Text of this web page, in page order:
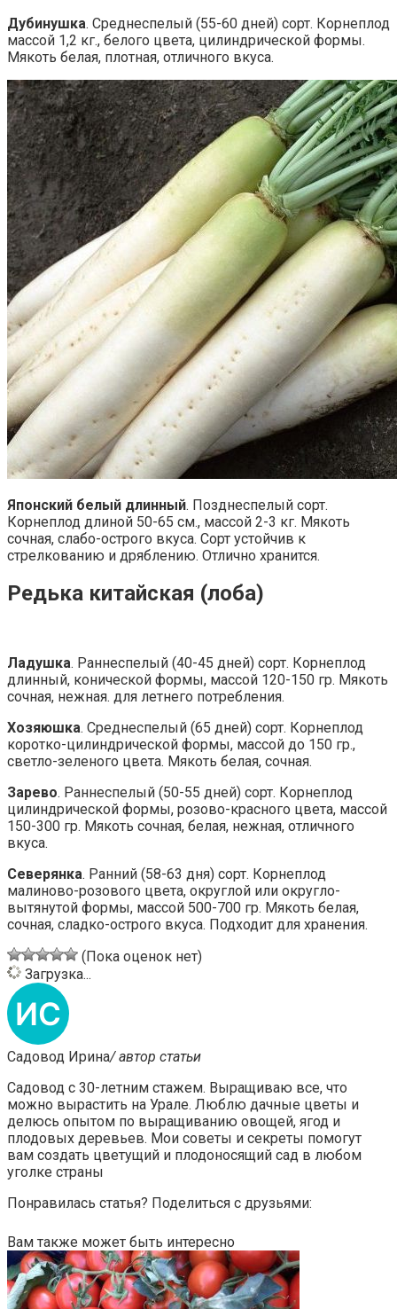
Дубинушка. Среднеспелый (55-60 дней) сорт. Корнеплод
массой 1,2 кг., белого цвета, цилиндрической формы.
Мякоть белая, плотная, отличного вкуса.
Японский белый длинный. Позднеспелый сорт.
Корнеплод длиной 50-65 см., массой 2-3 кг. Мякоть
сочная, слабо-острого вкуса. Сорт устойчив к
стрелкованию и дряблению. Отлично хранится.
Редька китайская (лоба)
Ладушка. Раннеспелый (40-45 дней) сорт. Корнеплод
длинный, конической формы, массой 120-150 гр. Мякоть
сочная, нежная. для летнего потребления.
Хозяюшка. Среднеспелый (65 дней) сорт. Корнеплод
коротко-цилиндрической формы, массой до 150 гр.,
светло-зеленого цвета. Мякоть белая, сочная.
Зарево. Раннеспелый (50-55 дней) сорт. Корнеплод
цилиндрической формы, розово-красного цвета, массой
150-300 гр. Мякоть сочная, белая, нежная, отличного
вкуса.
Северянка. Ранний (58-63 дня) сорт. Корнеплод
малиново-розового цвета, округлой или округло-
вытянутой формы, массой 500-700 гр. Мякоть белая,
сочная, сладко-острого вкуса. Подходит для хранения.
(Пока оценок нет)
Загрузка...
Садовод Ирина/ автор статьи
Садовод с 30-летним стажем. Выращиваю все, что
можно вырастить на Урале. Люблю дачные цветы и
делюсь опытом по выращиванию овощей, ягод и
плодовых деревьев. Мои советы и секреты помогут
вам создать цветущий и плодоносящий сад в любом
уголке страны
Понравилась статья? Поделиться с друзьями:
Вам также может быть интересно